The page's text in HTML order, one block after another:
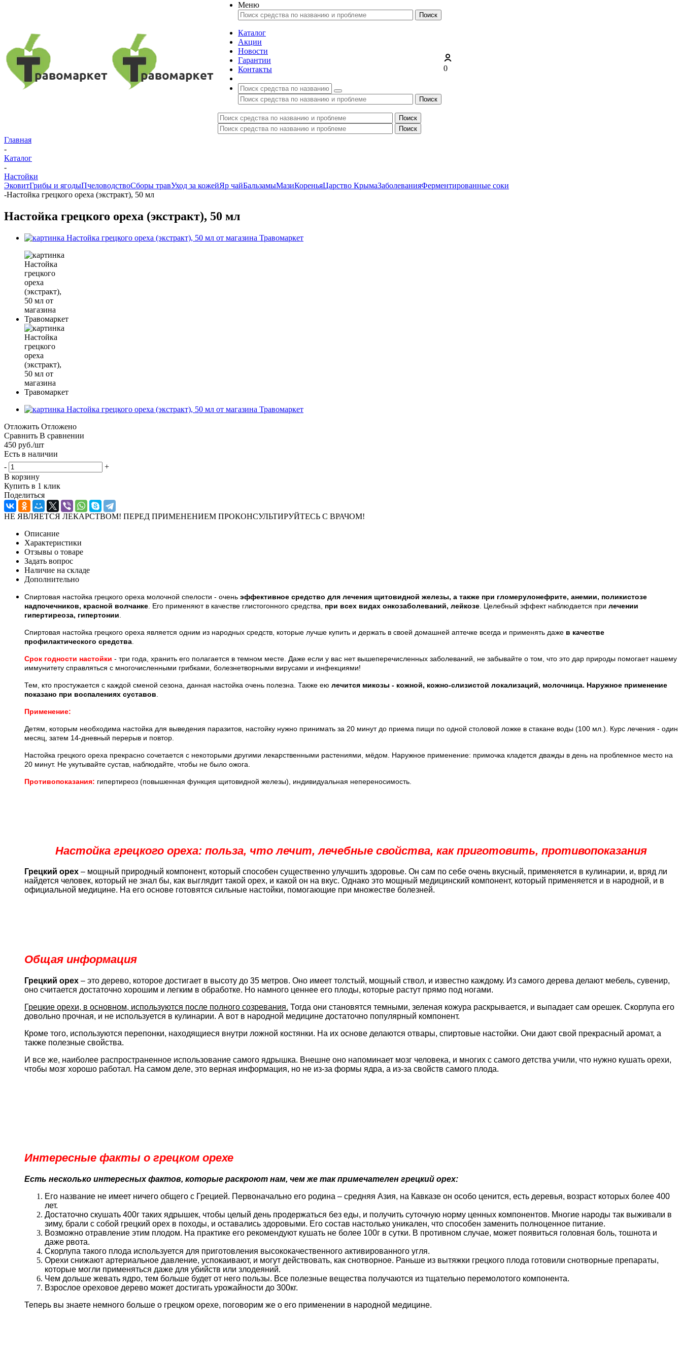
Меню
Каталог
Акции
Новости
Гарантии
Контакты
0
Главная
-
Каталог
-
Настойки
ЭковитГрибы и ягодыПчеловодствоСборы травУход за кожейЯр чайБальзамыМазиКореньяЦарство КрымаЗаболеванияФерментированные соки
-Настойка грецкого ореха (экстракт), 50 мл
Настойка грецкого ореха (экстракт), 50 мл
Отложить Отложено
Сравнить В сравнении
450 руб./шт
Есть в наличии
-
+
В корзину
Купить в 1 клик
Поделиться
НЕ ЯВЛЯЕТСЯ ЛЕКАРСТВОМ! ПЕРЕД ПРИМЕНЕНИЕМ ПРОКОНСУЛЬТИРУЙТЕСЬ С ВРАЧОМ!
Описание
Характеристики
Отзывы о товаре
Задать вопрос
Наличие на складе
Дополнительно
Спиртовая настойка грецкого ореха молочной спелости - очень эффективное средство для лечения щитовидной железы, а также при гломерулонефрите, анемии, поликистозе
надпочечников, красной волчанке . Его применяют в качестве глистогонного средства, при всех видах онкозаболеваний, лейкозе . Целебный эффект наблюдается при лечении
гипертиреоза, гипертонии
Спиртовая настойка грецкого ореха является одним из народных средств, которые лучше купить и держать в своей домашней аптечке всегда и применять даже в качестве
профилактического средства
Срок годности настойки - три года, хранить его полагается в темном месте. Даже если у вас нет вышеперечисленных заболеваний, не забывайте о том, что это дар природы помогает нашему
иммунитету справляться с многочисленными грибками, болезнетворными вирусами и инфекциями!
Тем, кто простужается с каждой сменой сезона, данная настойка очень полезна. Также ею лечится микозы - кожной, кожно-слизистой локализаций, молочница. Наружное применение
показано при воспалениях суставов
Применение:
Детям, которым необходима настойка для выведения паразитов, настойку нужно принимать за 20 минут до приема пищи по одной столовой ложке в стакане воды (100 мл.). Курс лечения - один
месяц, затем 14-дневный перерыв и повтор.
Настойка грецкого ореха прекрасно сочетается с некоторыми другими лекарственными растениями, мёдом. Наружное применение: примочка кладется дважды в день на проблемное место на
20 минут. Не укутывайте сустав, наблюдайте, чтобы не было ожога.
Противопоказания: гипертиреоз (повышенная функция щитовидной железы), индивидуальная непереносимость.
Настойка грецкого ореха: польза, что лечит, лечебные свойства, как приготовить, противопоказания
Грецкий орех – мощный природный компонент, который способен существенно улучшить здоровье. Он сам по себе очень вкусный, применяется в кулинарии, и, вряд ли
найдется человек, который не знал бы, как выглядит такой орех, и какой он на вкус. Однако это мощный медицинский компонент, который применяется и в народной, и в
официальной медицине. На его основе готовятся сильные настойки, помогающие при множестве болезней.
Общая информация
Грецкий орех – это дерево, которое достигает в высоту до 35 метров. Оно имеет толстый, мощный ствол, и известно каждому. Из самого дерева делают мебель, сувенир,
оно считается достаточно хорошим и легким в обработке. Но намного ценнее его плоды, которые растут прямо под ногами.
Грецкие орехи, в основном, используются после полного созревания. Тогда они становятся темными, зеленая кожура раскрывается, и выпадает сам орешек. Скорлупа его
довольно прочная, и не используется в кулинарии. А вот в народной медицине достаточно популярный компонент.
Кроме того, используются перепонки, находящиеся внутри ложной костянки. На их основе делаются отвары, спиртовые настойки. Они дают свой прекрасный аромат, а
также полезные свойства.
И все же, наиболее распространенное использование самого ядрышка. Внешне оно напоминает мозг человека, и многих с самого детства учили, что нужно кушать орехи,
чтобы мозг хорошо работал. На самом деле, это верная информация, но не из-за формы ядра, а из-за свойств самого плода.
Интересные факты о грецком орехе
Есть несколько интересных фактов, которые раскроют нам, чем же так примечателен грецкий орех:
Его название не имеет ничего общего с Грецией. Первоначально его родина – средняя Азия, на Кавказе он особо ценится, есть деревья, возраст которых более 400
лет.
Достаточно скушать 400г таких ядрышек, чтобы целый день продержаться без еды, и получить суточную норму ценных компонентов. Многие народы так выживали в
зиму, брали с собой грецкий орех в походы, и оставались здоровыми. Его состав настолько уникален, что способен заменить полноценное питание.
Возможно отравление этим плодом. На практике его рекомендуют кушать не более 100г в сутки. В противном случае, может появиться головная боль, тошнота и
даже рвота.
Скорлупа такого плода используется для приготовления высококачественного активированного угля.
Орехи снижают артериальное давление, успокаивают, и могут действовать, как снотворное. Раньше из вытяжки грецкого плода готовили снотворные препараты,
которые могли применяться даже для убийств или злодеяний.
Чем дольше жевать ядро, тем больше будет от него пользы. Все полезные вещества получаются из тщательно перемолотого компонента.
Взрослое ореховое дерево может достигать урожайности до 300кг.
Теперь вы знаете немного больше о грецком орехе, поговорим же о его применении в народной медицине.